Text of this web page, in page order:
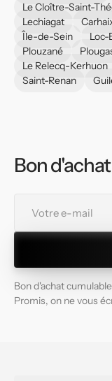
Le Cloître-Saint-
Lechiagat
Île-de-Sein
Loc-
Plouzané
Le Relecq-Kerhuon
Saint-Renan
Bon
mail
Bon d'achat
Promis, on ne vous